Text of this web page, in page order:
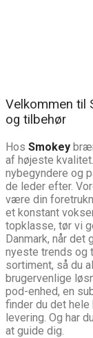
Velkommen til
og tilbehør
Hos Smokey
af højeste
nybegyndere og
de leder efter.
være din
et konstant
topklasse, tør vi
Danmark, når
nyeste trends og
sortiment, så du
brugervenlige
pod-enhed, en
finder du det
levering. Og har
at guide dig.